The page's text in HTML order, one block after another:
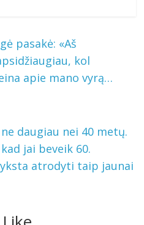
pasakė: «Aš
kol
apie mano vyrą…
daugiau nei 40 metų.
jai beveik 60.
atrodyti taip jaunai